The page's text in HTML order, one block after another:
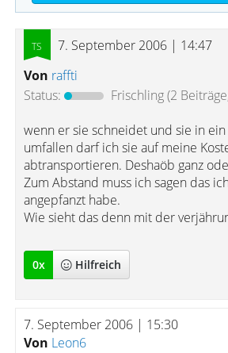
7. September 2006 | 14:47
Von raffti
Status:
Frischling(2
wenn er sie schneidet und sie in ein
umfallen darf ich sie auf meine
abtransportieren. Deshaöb ganz
Zum Abstand muss ich sagen das
angepfanzt habe.
Wie sieht das denn mit der
0x Hilfreich
7. September 2006 | 15:30
Von Leon6